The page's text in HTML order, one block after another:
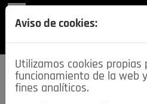
SECCIONES
Aviso de cookies:
Utilizamos cookies propias
funcionamiento de la web
fines analíticos.